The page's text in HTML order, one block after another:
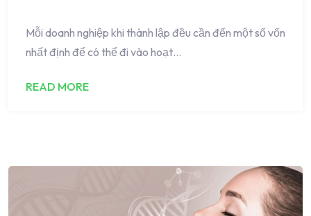
Mỗi doanh nghiệp khi thành lập đều cần đến một số vốn
nhất định để có thể đi vào hoạt…
READ MORE